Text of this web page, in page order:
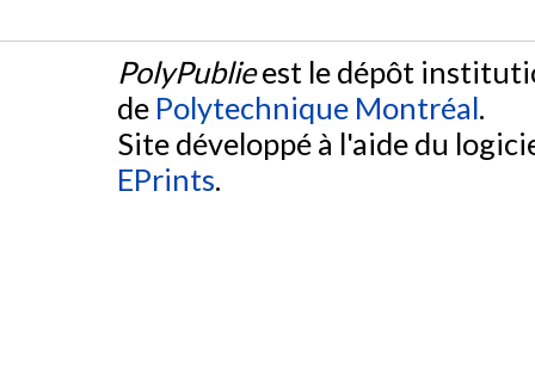
PolyPublieest le dépôt
de Polytechnique Montréal.
Site développé à l'aide du
EPrints.